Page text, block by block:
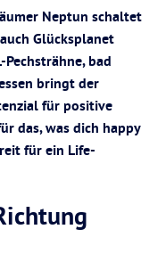
Neptun schaltet
Glücksplanet
bad
bringt der
für positive
das, was dich happy
für ein Life-